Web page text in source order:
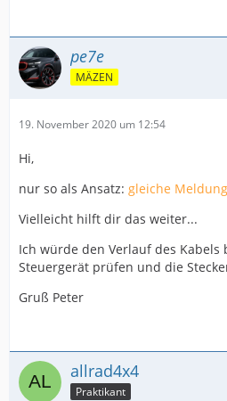
pe7e
MÄZEN
19. November 2020 um 12:54
Hi,
nur so als Ansatz: gleiche
Vielleicht hilft dir das weiter...
Ich würde den Verlauf des Kabels
Steuergerät prüfen und die
Gruß Peter
allrad4x4
Praktikant